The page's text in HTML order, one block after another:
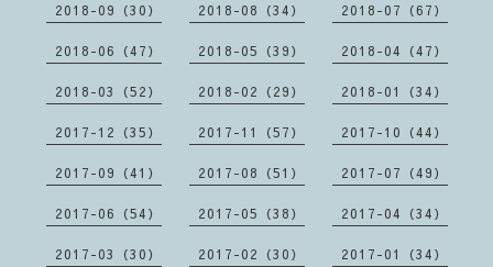
2018-09（30） 2018-08（34） 2018-07（67）
2018-06（47） 2018-05（39） 2018-04（47）
2018-03（52） 2018-02（29） 2018-01（34）
2017-12（35） 2017-11（57） 2017-10（44）
2017-09（41） 2017-08（51） 2017-07（49）
2017-06（54） 2017-05（38） 2017-04（34）
2017-03（30） 2017-02（30） 2017-01（34）